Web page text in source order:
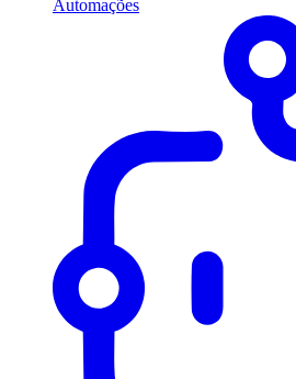
Automações